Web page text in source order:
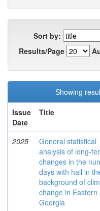
Sort by:
Results/Page
Showing
Issue
Date
Title
2025
General statistical
analysis of long-
changes in the
days with hail in
background of
change in Eastern
Georgia